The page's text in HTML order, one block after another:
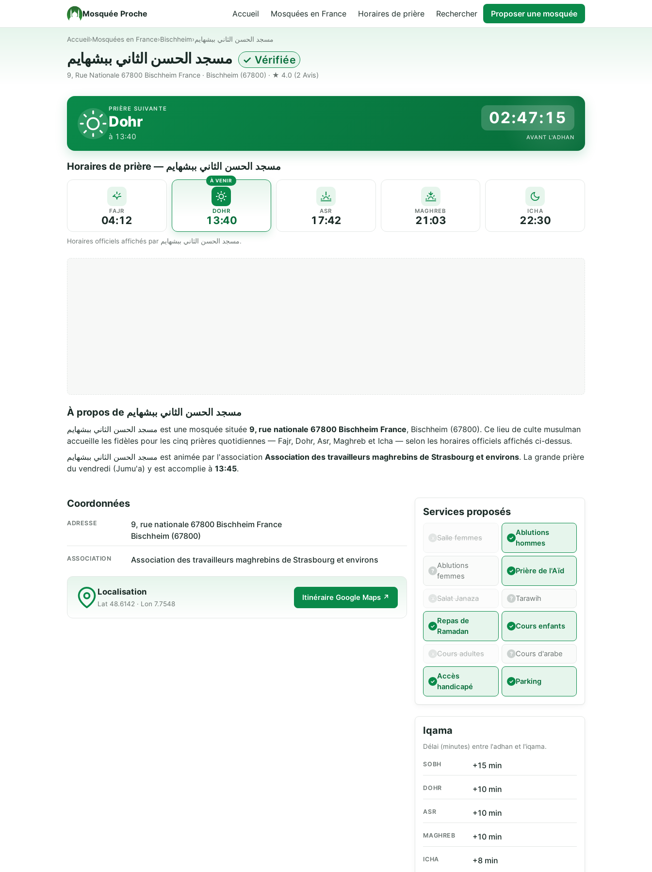
Mosquée Proche Accueil Mosquées en France Horaires de prière Rechercher Proposer une mosquée
Accueil›Mosquées en France›Bischheim›مسجد الحسن الثاني ببشهايم
✓ Vérifiée
9, Rue Nationale 67800 Bischheim France · Bischheim (67800) · ★ 4.0 (2 Avis)
PRIÈRE SUIVANTE
Dohr
à 13:40
02:47:14
AVANT L'ADHAN
Horaires de prière — مسجد الحسن الثاني ببشهايم
FAJR
04:12
DOHR
13:40
ASR
17:42
MAGHREB
21:03
ICHA
22:30
Horaires officiels affichés par مسجد الحسن الثاني ببشهايم.
À propos de مسجد الحسن الثاني ببشهايم
مسجد الحسن الثاني ببشهايم est une mosquée située 9, rue nationale 67800 Bischheim France, Bischheim (67800). Ce lieu de culte musulman
accueille les fidèles pour les cinq prières quotidiennes — Fajr, Dohr, Asr, Maghreb et Icha — selon les horaires officiels affichés ci-dessus.
مسجد الحسن الثاني ببشهايم est animée par l'association Association des travailleurs maghrebins de Strasbourg et environs. La grande prière
du vendredi (Jumu'a) y est accomplie à 13:45.
Coordonnées
ADRESSE
9, rue nationale 67800 Bischheim France
Bischheim (67800)
ASSOCIATION Association des travailleurs maghrebins de Strasbourg et environs
Localisation
Lat 48.6142 · Lon 7.7548
Itinéraire Google Maps ↗
Services proposés
Salle femmes
Ablutions
hommes
Ablutions
femmes
Prière de l'Aïd
Salat Janaza Tarawih
Repas de
Ramadan
Cours enfants
Cours adultes Cours d'arabe
Accès
handicapé
Parking
Iqama
Délai (minutes) entre l'adhan et l'iqama.
SOBH +15 min
DOHR +10 min
ASR +10 min
MAGHREB +10 min
ICHA +8 min